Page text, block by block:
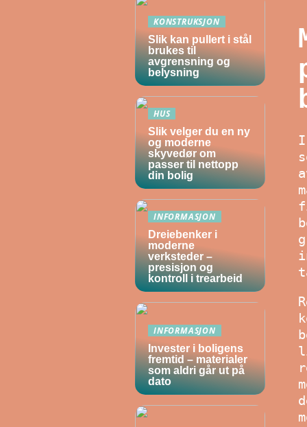
I
KONSTRUKSJON
Slik kan pullert i stål
brukes til
avgrensning og
belysning
HUS
Slik velger du en ny
og moderne
skyvedør om
passer til nettopp
din bolig
INFORMASJON
Dreiebenker i
moderne
verksteder –
presisjon og
kontroll i trearbeid
INFORMASJON
Invester i boligens
fremtid – materialer
som aldri går ut på
dato